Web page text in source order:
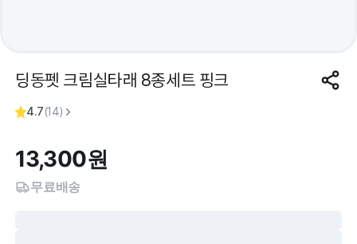
딩동펫 크림실타래 8종세트 핑크
4.7(14)
13,300원
무료배송